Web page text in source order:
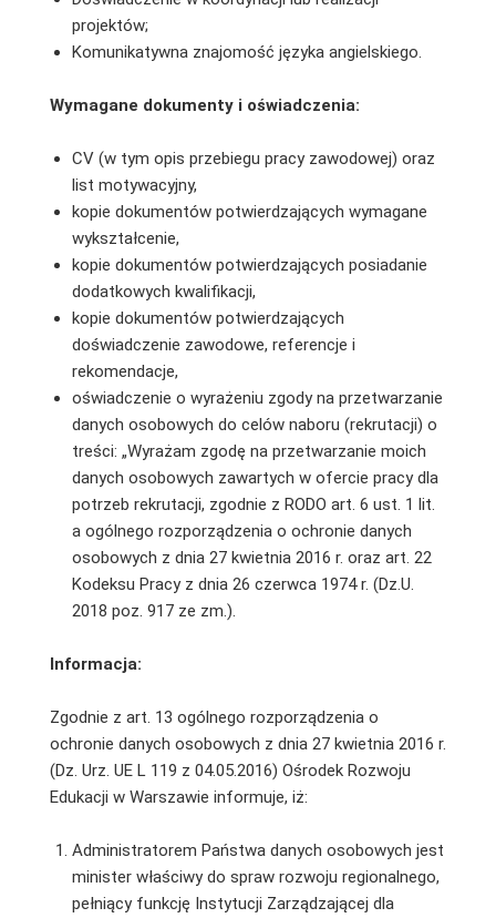
projektów;
Komunikatywna znajomość języka angielskiego.
Wymagane dokumenty i oświadczenia:
CV (w tym opis przebiegu pracy zawodowej) oraz
list motywacyjny,
kopie dokumentów potwierdzających wymagane
wykształcenie,
kopie dokumentów potwierdzających posiadanie
dodatkowych kwalifikacji,
kopie dokumentów potwierdzających
doświadczenie zawodowe, referencje i
rekomendacje,
oświadczenie o wyrażeniu zgody na przetwarzanie
danych osobowych do celów naboru (rekrutacji) o
treści: „Wyrażam zgodę na przetwarzanie moich
danych osobowych zawartych w ofercie pracy dla
potrzeb rekrutacji, zgodnie z RODO art. 6 ust. 1 lit.
a ogólnego rozporządzenia o ochronie danych
osobowych z dnia 27 kwietnia 2016 r. oraz art. 22
Kodeksu Pracy z dnia 26 czerwca 1974 r. (Dz.U.
2018 poz. 917 ze zm.).
Informacja:
Zgodnie z art. 13 ogólnego rozporządzenia o
ochronie danych osobowych z dnia 27 kwietnia 2016 r.
(Dz. Urz. UE L 119 z 04.05.2016) Ośrodek Rozwoju
Edukacji w Warszawie informuje, iż:
Administratorem Państwa danych osobowych jest
minister właściwy do spraw rozwoju regionalnego,
pełniący funkcję Instytucji Zarządzającej dla